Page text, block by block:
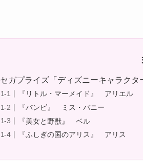
セガプライズ「ディズニーキャラク
『リトル・マーメイド』 アリエル
『バンビ』 ミス・バニー
『美女と野獣』 ベル
『ふしぎの国のアリス』 アリス